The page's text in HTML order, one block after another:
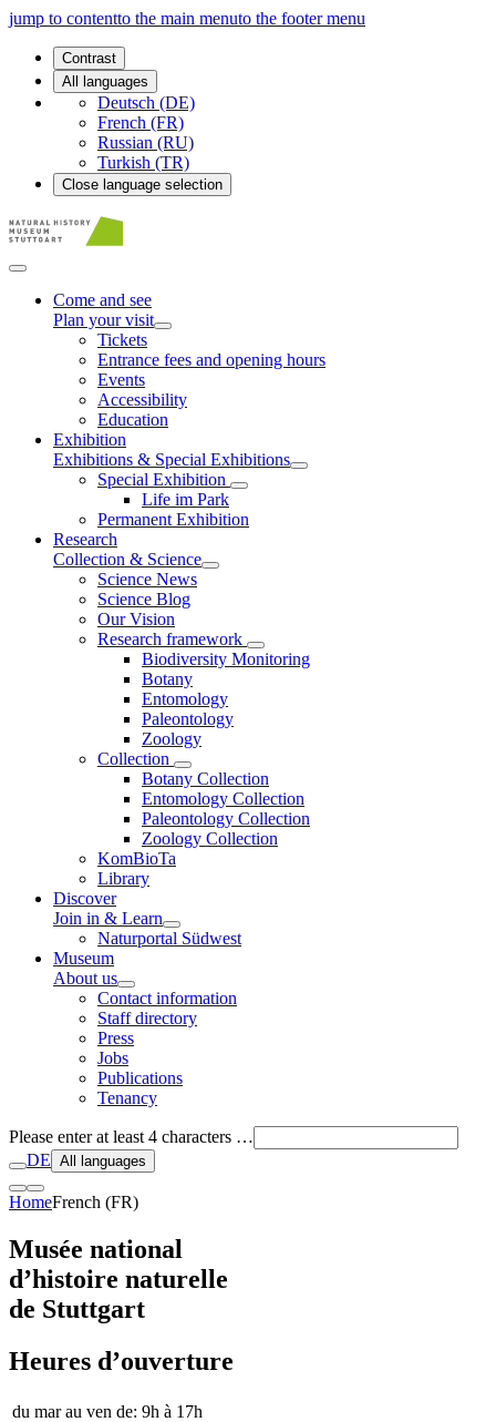
jump to contentto the main menuto the footer menu
Contrast
All languages
Deutsch (DE)
French (FR)
Russian (RU)
Turkish (TR)
Close language selection
Come and see
Plan your visit
Tickets
Entrance fees and opening hours
Events
Accessibility
Education
Exhibition
Exhibitions & Special Exhibitions
Special Exhibition
Life im Park
Permanent Exhibition
Research
Collection & Science
Science News
Science Blog
Our Vision
Research framework
Biodiversity Monitoring
Botany
Entomology
Paleontology
Zoology
Collection
Botany Collection
Entomology Collection
Paleontology Collection
Zoology Collection
KomBioTa
Library
Discover
Join in & Learn
Naturportal Südwest
Museum
About us
Contact information
Staff directory
Press
Jobs
Publications
Tenancy
Please enter at least 4 characters …
DE All languages
HomeFrench (FR)
Musée national
d’histoire naturelle
de Stuttgart
Heures d’ouverture
du mar au ven de: 9h à 17h